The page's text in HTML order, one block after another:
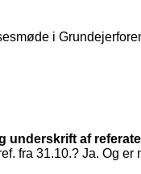
i
underskrift af
fra 31.10.? Ja. Og er